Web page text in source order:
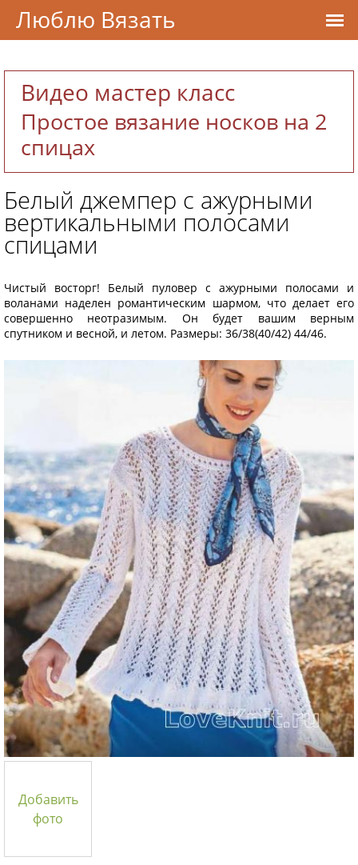
Видео мастер класс
Простое вязание носков на 2
спицах
Белый джемпер с ажурными
вертикальными полосами
спицами
Чистый восторг! Белый пуловер с ажурными полосами и
воланами наделен романтическим шармом, что делает его
совершенно неотразимым. Он будет вашим верным
спутником и весной, и летом. Размеры: 36/38(40/42) 44/46.
Добавить
фото
Люблю Вязать